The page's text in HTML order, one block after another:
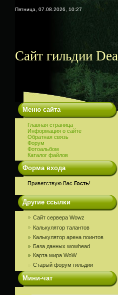
Пятница, 07.08.2026, 10:27
Сайт гильдии
Меню сайта
Главная страница
Информация о сайте
Обратная связь
Форум
Фотоальбом
Каталог файлов
Форма входа
Приветствую Вас Гость!
Другие ссылки
Сайт сервера Wowz
Калькулятор талантов
Калькулятор арена поинтов
База данных wowhead
Карта мира WoW
Старый форум гильдии
Мини-чат